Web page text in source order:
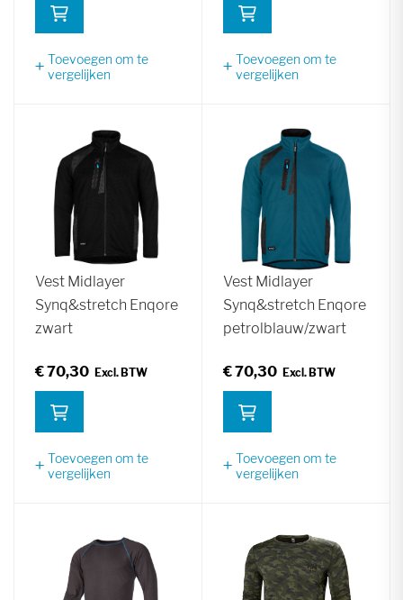
Toevoegen om te
vergelijken
Toevoegen om te
vergelijken
Vest Midlayer
Synq&stretch Enqore
zwart
€ 70,30
Toevoegen om te
vergelijken
Vest Midlayer
Synq&stretch Enqore
petrolblauw/zwart
€ 70,30
Toevoegen om te
vergelijken